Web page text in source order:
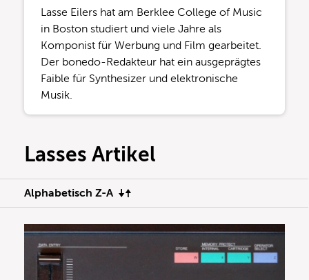
Lasse Eilers hat am Berklee College of Music
in Boston studiert und viele Jahre als
Komponist für Werbung und Film gearbeitet.
Der bonedo-Redakteur hat ein ausgeprägtes
Faible für Synthesizer und elektronische
Musik.
Lasses Artikel
Alphabetisch Z-A